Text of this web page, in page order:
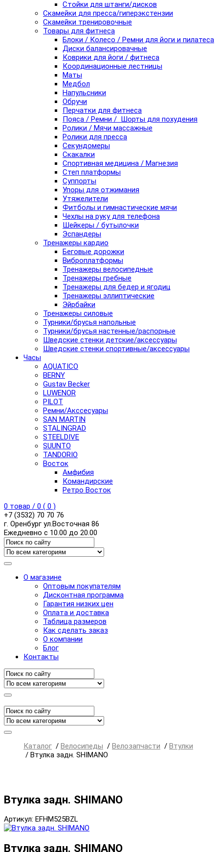
Стойки для штанги/дисков
Скамейки для пресса/гиперэкстензии
Скамейки тренировочные
Товары для фитнеса
Блоки / Колесо / Ремни для йоги и пилатеса
Диски балансировачные
Коврики для йоги / фитнеса
Координационные лестницы
Маты
Медбол
Напульсники
Обручи
Перчатки для фитнеса
Пояса / Ремни / Шорты для похудения
Ролики / Мячи массажные
Ролики для пресса
Секундомеры
Скакалки
Спортивная медицина / Магнезия
Степ платформы
Суппорты
Упоры для отжимания
Утяжелители
Фитболы и гимнастические мячи
Чехлы на руку для телефона
Шейкеры / бутылочки
Эспандеры
Тренажеры кардио
Беговые дорожки
Виброплатформы
Тренажеры велосипедные
Тренажеры гребные
Тренажеры для бедер и ягодиц
Тренажеры эллиптические
Эйрбайки
Тренажеры силовые
Турники/брусья напольные
Турники/брусья настенные/распорные
Шведские стенки детские/аксессуары
Шведские стенки спортивные/аксессуары
Часы
AQUATICO
BERNY
Gustav Becker
LUWENOR
PILOT
Pемни/Акссесуары
SAN MARTIN
STALINGRAD
STEELDIVE
SUUNTO
TANDORIO
Восток
Амфибия
Командирские
Ретро Восток
0 товар / 0 ( 0 )
+7 (3532) 70 70 76
г. Оренбург ул.Восточная 86
Ежедневно с 10.00 до 20.00
О магазине
Оптовым покупателям
Дисконтная программа
Гарантия низких цен
Оплата и доставка
Таблица размеров
Как сделать заказ
О компании
Блог
Контакты
Каталог / Велосипеды / Велозапчасти / Втулки
/ Втулка задн. SHIMANO
Втулка задн. SHIMANO
Артикул: EFHM525BZL
Втулка задн. SHIMANO